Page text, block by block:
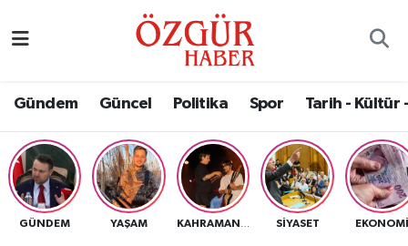
Gündem Güncel Politika Spor Tarih - Kültür
GÜNDEM YAŞAM SIYASET EKONOMI
Eğitim
Ekonomi
Nöbetçi Eczaneler
Namaz Vakitleri
Trafik Durumu